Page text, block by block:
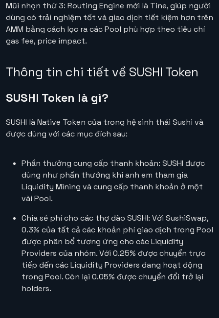
Mũi nhọn thứ 3: Routing Engine mới là Tine, giúp người
dùng có trải nghiệm tốt và giao dịch tiết kiệm hơn trên
AMM bằng cách lọc ra các Pool phù hợp theo tiêu chí
gas fee, price impact.
Thông tin chi tiết về SUSHI Token
SUSHI Token là gì?
SUSHI là Native Token của trong hệ sinh thái Sushi và
được dùng với các mục đích sau:
Phần thưởng cung cấp thanh khoản: SUSHI được
dùng như phần thưởng khi anh em tham gia
Liquidity Mining và cung cấp thanh khoản ở một
vài Pool.
Chia sẻ phí cho các thợ đào SUSHI: Với SushiSwap,
0.3% của tất cả các khoản phí giao dịch trong Pool
được phân bổ tương ứng cho các Liquidity
Providers của nhóm. Với 0.25% được chuyển trực
tiếp đến các Liquidity Providers đang hoạt động
trong Pool. Còn lại 0.05% được chuyển đổi trở lại
holders.